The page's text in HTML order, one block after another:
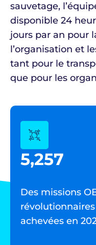
sauvetage,
disponible 24
jours par an pour
l’organisation et
tant pour le
que pour les
5,257
Des missions
achevées en